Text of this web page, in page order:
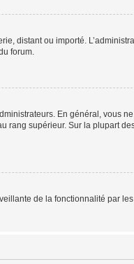
distant ou importé.
forum.
En général, vous
rang supérieur. Sur la plupart
de la fonctionnalité par